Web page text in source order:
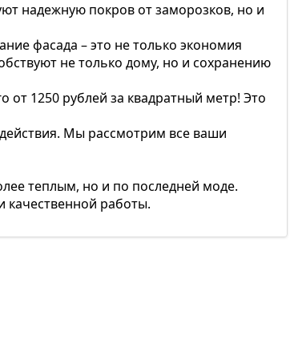
надежную покров от заморозков, но и
фасада – это не только экономия
не только дому, но и сохранению
1250 рублей за квадратный метр! Это
Мы рассмотрим все ваши
теплым, но и по последней моде.
качественной работы.